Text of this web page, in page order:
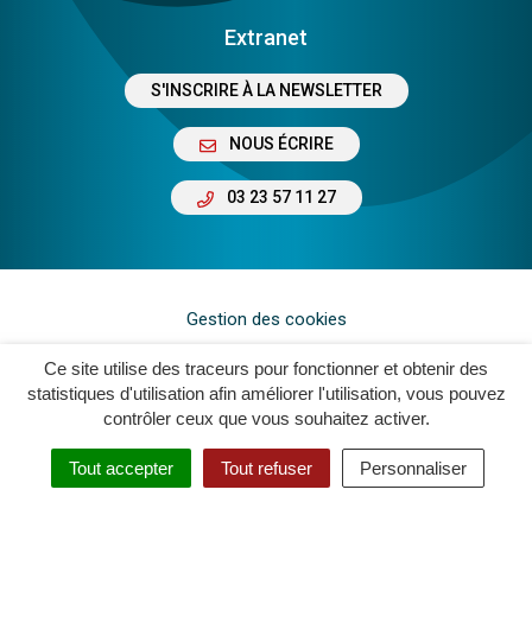
Ce site utilise des traceurs pour fonctionner et obtenir des
statistiques d'utilisation afin améliorer l'utilisation, vous pouvez
contrôler ceux que vous souhaitez activer.
Tout accepter Tout refuser Personnaliser
Extranet
S'INSCRIRE À LA NEWSLETTER
NOUS ÉCRIRE
03 23 57 11 27
Gestion des cookies
Plan du site
Mentions légales
Crédits
Accessibilité : Non Conforme